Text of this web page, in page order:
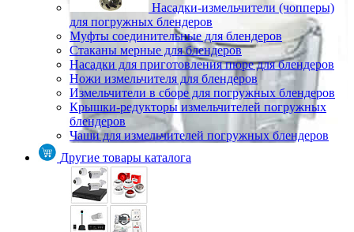
Насадки-измельчители (чопперы)
для погружных блендеров
Муфты соединительные для блендеров
Стаканы мерные для блендеров
Насадки для приготовления пюре для блендеров
Ножи измельчителя для блендеров
Измельчители в сборе для погружных блендеров
Крышки-редукторы измельчителей погружных
блендеров
Чаши для измельчителей погружных блендеров
Другие товары каталога